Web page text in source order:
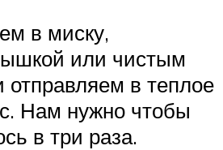
в миску,
или чистым
отправляем в теплое
Нам нужно чтобы
в три раза.